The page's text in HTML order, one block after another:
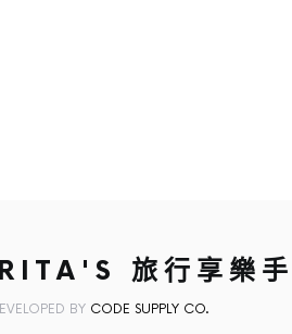
旅行享樂
BY CODE SUPPLY CO.